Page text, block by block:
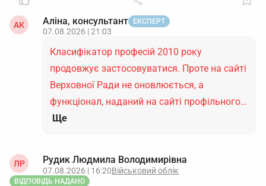
АК Аліна, консультант ЕКСПЕРТ
07.08.2026 | 21:03
Класифікатор професій 2010 року
продовжує застосовуватися. Проте на сайті
Верховної Ради не оновлюється, а
функціонал, наданий на сайті профільного…
Ще
ЛР Рудик Людмила Володимирівна
07.08.2026 | 16:20Військовий облік
ВІДПОВІДЬ НАДАНО